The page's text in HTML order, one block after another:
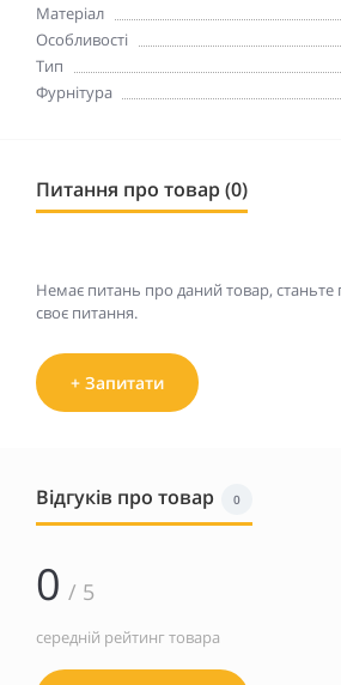
Матеріал
Особливості
Тип
Фурнітура
Питання про товар (0)
Немає питань про даний товар, станьте
своє питання.
+ Запитати
Відгуків про товар 0
0 / 5
середній рейтинг товара